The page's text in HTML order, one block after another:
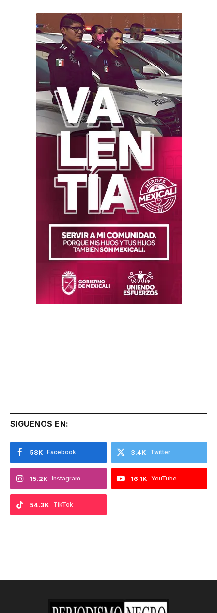
SIGUENOS EN:
Facebook
58K Twitter
3.4K
Instagram
15.2K YouTube
16.1K
TikTok
54.3K